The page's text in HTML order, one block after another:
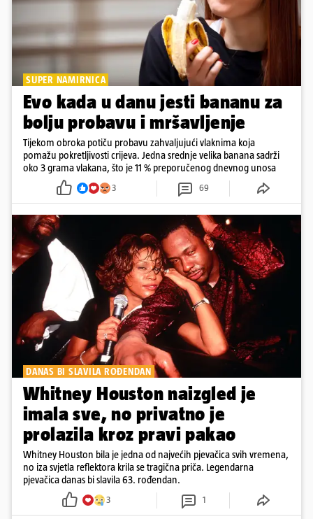
SUPER NAMIRNICA
Evo kada u danu jesti bananu za
bolju probavu i mršavljenje
Tijekom obroka potiču probavu zahvaljujući vlaknima koja
pomažu pokretljivosti crijeva. Jedna srednje velika banana sadrži
oko 3 grama vlakana, što je 11 % preporučenog dnevnog unosa
3 69
DANAS BI SLAVILA ROĐENDAN
Whitney Houston naizgled je
imala sve, no privatno je
prolazila kroz pravi pakao
Whitney Houston bila je jedna od najvećih pjevačica svih vremena,
no iza svjetla reflektora krila se tragična priča. Legendarna
pjevačica danas bi slavila 63. rođendan.
3 1